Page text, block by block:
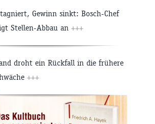
Gewinn sinkt: Bosch-Chef
Stellen-Abbau an +++
droht ein Rückfall in die frühere
+++